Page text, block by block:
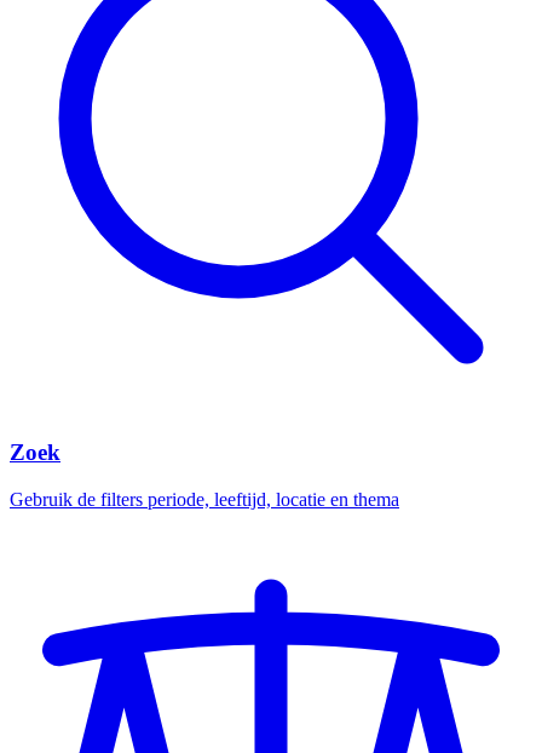
Zoek
Gebruik de filters periode, leeftijd, locatie en thema